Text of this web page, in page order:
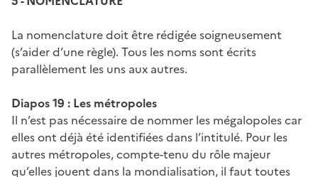
La nomenclature doit être rédigée soigneusement
(s’aider d’une règle). Tous les noms sont écrits
parallèlement les uns aux autres.
Diapos 19 : Les métropoles
Il n’est pas nécessaire de nommer les mégalopoles car
elles ont déjà été identifiées dans l’intitulé. Pour les
autres métropoles, compte-tenu du rôle majeur
qu’elles jouent dans la mondialisation, il faut toutes